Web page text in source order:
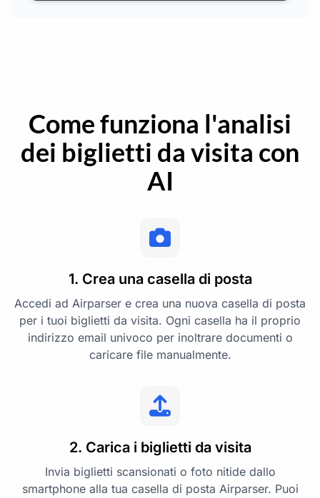
Come funziona l'analisi
dei biglietti da visita con
AI
1. Crea una casella di posta
Accedi ad Airparser e crea una nuova casella di posta
per i tuoi biglietti da visita. Ogni casella ha il proprio
indirizzo email univoco per inoltrare documenti o
caricare file manualmente.
2. Carica i biglietti da visita
Invia biglietti scansionati o foto nitide dallo
smartphone alla tua casella di posta Airparser. Puoi